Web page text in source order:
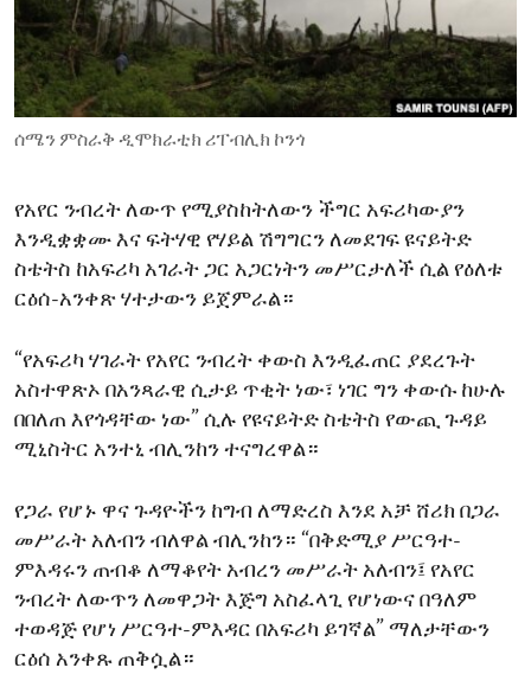
ENVIRONMENT AND HEALTH
IDEALS AND INSTITUTIONS
ሰሜን ምስራቅ ዲሞክራቲክ ሪፐብሊክ ኮንጎ
የአየር ንብረት ለውጥ የሚያስከትለውን ችግር አፍሪካውያን
እንዲቋቋሙ እና ፍትሃዊ የሃይል ሽግግርን ለመደገፍ ዩናይትድ
ስቴትስ ከአፍሪካ አገራት ጋር አጋርነትን መሥርታለች ሲል የዕለቱ
ርዕሰ-አንቀጽ ሃተታውን ይጀምራል።
“የአፍሪካ ሃገራት የአየር ንብረት ቀውስ እንዲፈጠር ያደረጉት
አስተዋጽኦ በአንጻራዊ ሲታይ ጥቂት ነው፣ ነገር ግን ቀውሱ ከሁሉ
በበለጠ እየጎዳቸው ነው” ሲሉ የዩናይትድ ስቴትስ የውጪ ጉዳይ
ሚኒስትር አንተኒ ብሊንከን ተናግረዋል።
የጋራ የሆኑ ዋና ጉዳዮችን ከግብ ለማድረስ እንደ አቻ ሸሪክ በጋራ
መሥራት አለብን ብለዋል ብሊንከን። “በቅድሚያ ሥርዓተ-
ምእዳሩን ጠብቆ ለማቆየት አብረን መሥራት አለብን፤ የአየር
ንብረት ለውጥን ለመዋጋት እጅግ አስፈላጊ የሆነውና በዓለም
ተወዳጅ የሆነ ሥርዓተ-ምእዳር በአፍሪካ ይገኛል” ማለታቸውን
ርዕሰ አንቀጹ ጠቅሷል።